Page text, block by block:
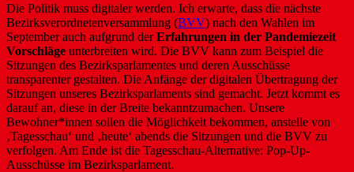
Die Politik muss digitaler werden. Ich erwarte, dass die nächste
Bezirksverordnetenversammlung (BVV) nach den Wahlen im
September auch aufgrund derErfahrungen in der Pandemiezeit
Vorschläge unterbreiten wird. Die BVV kann zum Beispiel die
Sitzungen des Bezirksparlamentes und deren Ausschüsse
transparenter gestalten. Die Anfänge der digitalen Übertragung der
Sitzungen unseres Bezirksparlaments sind gemacht. Jetzt kommt es
darauf an, diese in der Breite bekanntzumachen. Unsere
Bewohner*innen sollen die Möglichkeit bekommen, anstelle von
‚Tagesschau‘ und ‚heute‘ abends die Sitzungen und die BVV zu
verfolgen. Am Ende ist die Tagesschau-Alternative: Pop-Up-
Ausschüsse im Bezirksparlament.